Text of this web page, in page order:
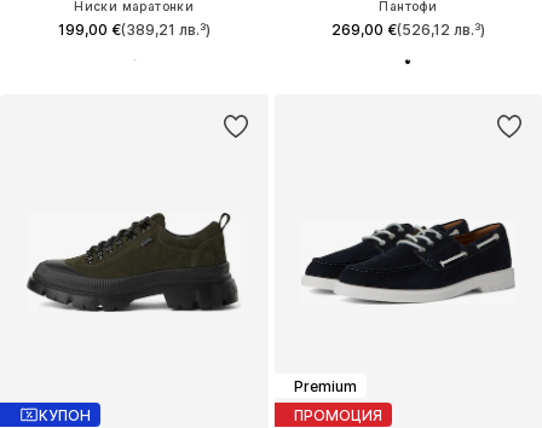
Ниски маратонки
199,00 €(389,21 лв.³)
Пантофи
269,00 €(526,12 лв.³)
КУПОН
Premium
ПРОМОЦИЯ